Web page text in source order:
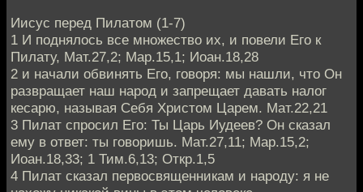
Иисус перед Пилатом (1-7)
1 И поднялось все множество их, и повели Его к
Пилату, Мат.27,2; Мар.15,1; Иоан.18,28
2 и начали обвинять Его, говоря: мы нашли, что Он
развращает наш народ и запрещает давать налог
кесарю, называя Себя Христом Царем. Мат.22,21
3 Пилат спросил Его: Ты Царь Иудеев? Он сказал
ему в ответ: ты говоришь. Мат.27,11; Мар.15,2;
Иоан.18,33; 1 Тим.6,13; Откр.1,5
4 Пилат сказал первосвященникам и народу: я не